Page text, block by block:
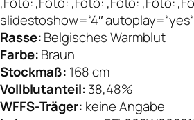
slidestoshow=“4″
Rasse:Belgisches Warmblut
Farbe:Braun
Stockmaß: 168 cm
Vollblutanteil:38,48%
WFFS-Träger: keine Angabe